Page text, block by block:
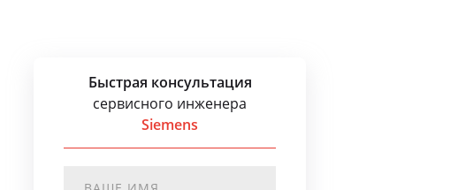
Быстрая консультация
сервисного инженера
Siemens